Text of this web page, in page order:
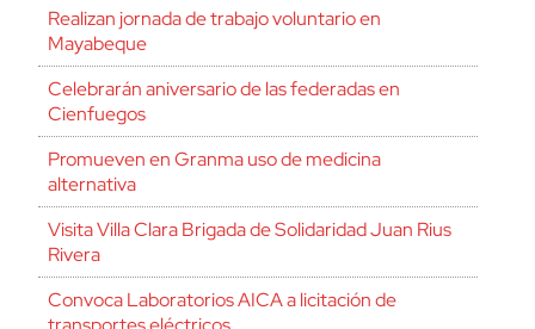
Realizan jornada de trabajo voluntario en
Mayabeque
Celebrarán aniversario de las federadas en
Cienfuegos
Promueven en Granma uso de medicina
alternativa
Visita Villa Clara Brigada de Solidaridad Juan Rius
Rivera
Convoca Laboratorios AICA a licitación de